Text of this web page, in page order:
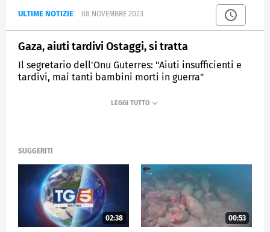
ULTIME NOTIZIE 08 NOVEMBRE 2023
Gaza, aiuti tardivi Ostaggi, si tratta
Il segretario dell'Onu Guterres: "Aiuti insufficienti e
tardivi, mai tanti bambini morti in guerra"
SUGGERITI
02:38 00:53